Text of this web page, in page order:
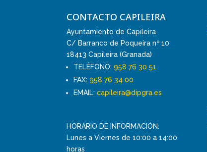
CONTACTO CAPILEIRA
Ayuntamiento de Capileira
C/ Barranco de Poqueira nº 10
18413 Capileira (Granada)
TELÉFONO:958 76 30 51
FAX:958 76 34 00
EMAIL:capileira@dipgra.es
HORARIO DE INFORMACIÓN:
Lunes a Viernes de 10:00 a 14:00
horas